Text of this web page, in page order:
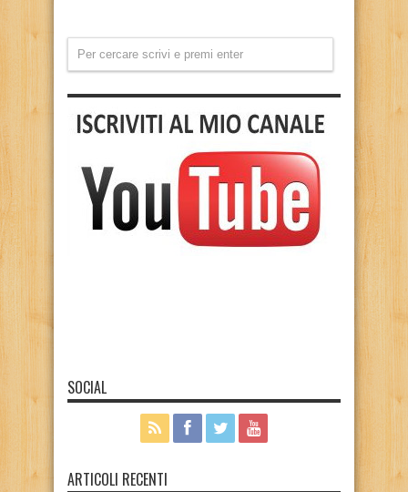
SOCIAL
ARTICOLI RECENTI